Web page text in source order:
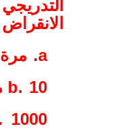
a.
b. 10 مرات.
1000 مرة.